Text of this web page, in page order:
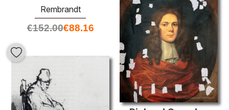
Rembrandt
€152.00€88.16